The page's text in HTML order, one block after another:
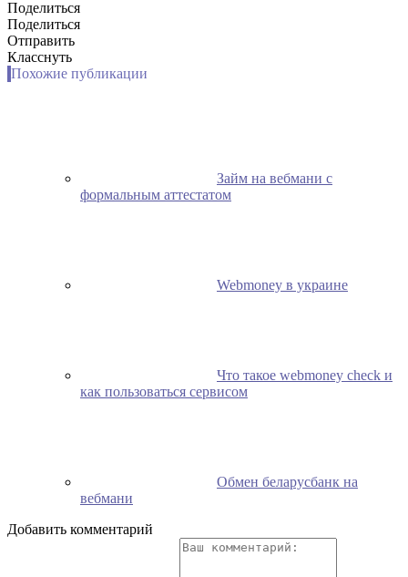
Поделиться
Поделиться
Отправить
Класснуть
Похожие публикации
Займ на вебмани с
формальным аттестатом
Webmoney в украине
Что такое webmoney check и
как пользоваться сервисом
Обмен беларусбанк на
вебмани
Добавить комментарий